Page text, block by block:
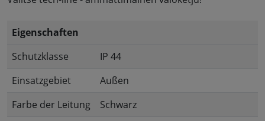
Eigenschaften
Schutzklasse
IP 44
Einsatzgebiet
Außen
Farbe der Leitung
Schwarz